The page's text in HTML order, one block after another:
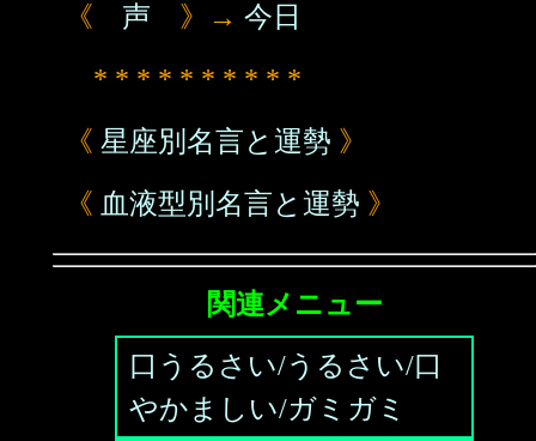
《 声 》→ 今日
* * * * * * * * * *
《 星座別名言と運勢 》
《 血液型別名言と運勢 》
関連メニュー
口うるさい/うるさい/口
やかましい/ガミガミ